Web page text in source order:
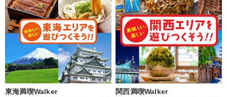
東海満喫Walker 関西満喫Walker